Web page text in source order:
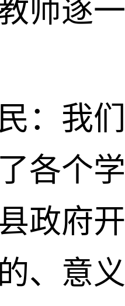
师逐
我们
各个
政府
、意